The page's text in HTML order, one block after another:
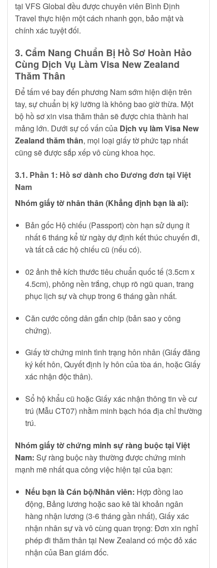
tại VFS Global đều được chuyên viên Bình Định
Travel thực hiện một cách nhanh gọn, bảo mật và
chính xác tuyệt đối.
3. Cẩm Nang Chuẩn Bị Hồ Sơ Hoàn Hảo
Cùng Dịch Vụ Làm Visa New Zealand
Thăm Thân
Để tấm vé bay đến phương Nam sớm hiện diện trên
tay, sự chuẩn bị kỹ lưỡng là không bao giờ thừa. Một
bộ hồ sơ xin visa thăm thân sẽ được chia thành hai
mảng lớn. Dưới sự cố vấn của Dịch vụ làm Visa New
Zealand thăm thân, mọi loại giấy tờ phức tạp nhất
cũng sẽ được sắp xếp vô cùng khoa học.
3.1. Phần 1: Hồ sơ dành cho Đương đơn tại Việt
Nam
Nhóm giấy tờ nhân thân (Khẳng định bạn là ai):
Bản gốc Hộ chiếu (Passport) còn hạn sử dụng ít
nhất 6 tháng kể từ ngày dự định kết thúc chuyến đi,
và tất cả các hộ chiếu cũ (nếu có).
02 ảnh thẻ kích thước tiêu chuẩn quốc tế (3.5cm x
4.5cm), phông nền trắng, chụp rõ ngũ quan, trang
phục lịch sự và chụp trong 6 tháng gần nhất.
Căn cước công dân gắn chip (bản sao y công
chứng).
Giấy tờ chứng minh tình trạng hôn nhân (Giấy đăng
ký kết hôn, Quyết định ly hôn của tòa án, hoặc Giấy
xác nhận độc thân).
Sổ hộ khẩu cũ hoặc Giấy xác nhận thông tin về cư
trú (Mẫu CT07) nhằm minh bạch hóa địa chỉ thường
trú.
Nhóm giấy tờ chứng minh sự ràng buộc tại Việt
Nam: Sự ràng buộc này thường được chứng minh
mạnh mẽ nhất qua công việc hiện tại của bạn:
Nếu bạn là Cán bộ/Nhân viên: Hợp đồng lao
động, Bảng lương hoặc sao kê tài khoản ngân
hàng nhận lương (3-6 tháng gần nhất), Giấy xác
nhận nhân sự và vô cùng quan trọng: Đơn xin nghỉ
phép đi thăm thân tại New Zealand có mộc đỏ xác
nhận của Ban giám đốc.